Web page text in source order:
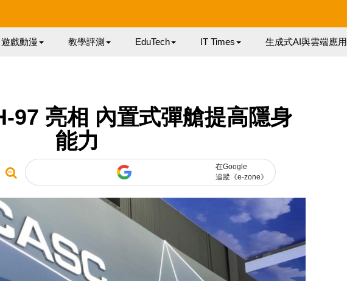
遊戲動漫 教學評測 EduTech IT Times 生成式AI與雲端應用
97 亮相 內置式彈艙提高隱身
能力
在Google
追蹤《e-zone》